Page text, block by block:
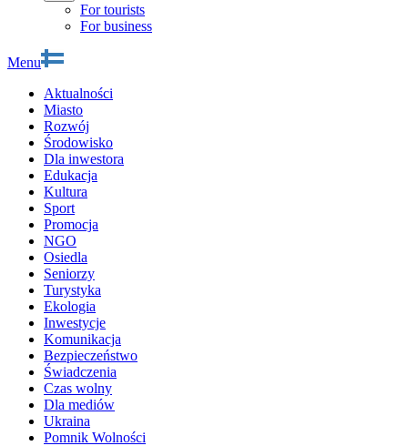
For tourists
For business
Menu
Aktualności
Miasto
Rozwój
Środowisko
Dla inwestora
Edukacja
Kultura
Sport
Promocja
NGO
Osiedla
Seniorzy
Turystyka
Ekologia
Inwestycje
Komunikacja
Bezpieczeństwo
Świadczenia
Czas wolny
Dla mediów
Ukraina
Pomnik Wolności